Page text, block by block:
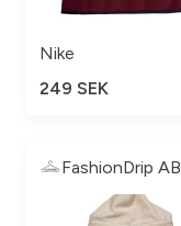
Nike
249 SEK
FashionDrip AB